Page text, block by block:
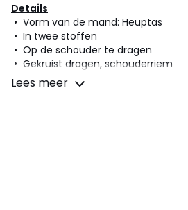
Details
• Vorm van de mand: Heuptas
• In twee stoffen
• Op de schouder te dragen
• Gekruist dragen, schouderriem
• Verstelbare schouderriem
• Aantal compartimenten : 1
Lees meer